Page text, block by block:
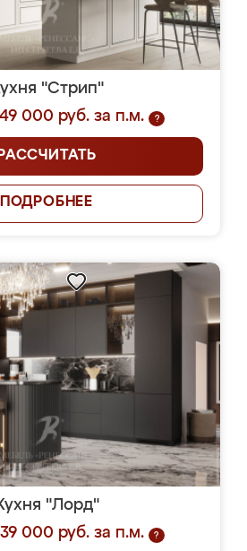
"Стрип"
000 руб. за п.м.
?
РАССЧИТАТЬ
ПОДРОБНЕЕ
"Лорд"
000 руб. за п.м.
?